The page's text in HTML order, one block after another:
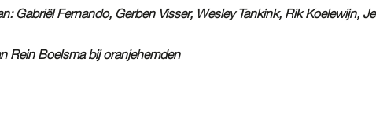
Gabriël Fernando, Gerben Visser, Wesley Tankink, Rik Koelewijn,
Rein Boelsma bij oranjehemden